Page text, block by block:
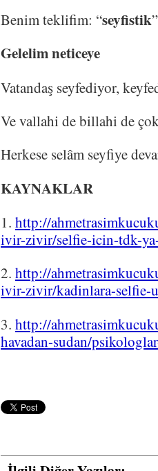
Benim teklifim: “seyfistik
Gelelim neticeye
Vatandaş seyfediyor,
Ve vallahi de billahi de
Herkese selâm seyfiye
KAYNAKLAR
1. http://
ivir-zivir/selfie-icin-tdk-
2. http://
ivir-zivir/kadinlara-selfie-
3. http://
havadan-sudan/